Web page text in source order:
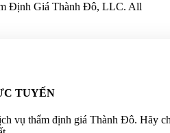
Định Giá Thành Đô, LLC. All
TUYẾN
vụ thẩm định giá Thành Đô. Hãy